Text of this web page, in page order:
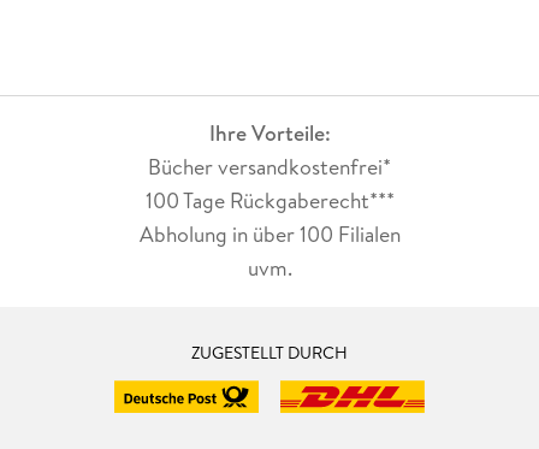
Ihre Vorteile:
Bücher versandkostenfrei*
100 Tage Rückgaberecht***
Abholung in über 100 Filialen
uvm.
ZUGESTELLT DURCH